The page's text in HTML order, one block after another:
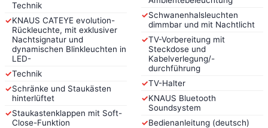
Technik
✓KNAUS CATEYE evolution-
Rückleuchte, mit exklusiver
Nachtsignatur und
dynamischen Blinkleuchten in
LED-
✓Technik
✓Schränke und Staukästen
hinterlüftet
✓Staukastenklappen mit Soft-
Close-Funktion
✓Schwanenhalsleuchten
dimmbar und mit Nachtlicht
✓TV-Vorbereitung mit
Steckdose und
Kabelverlegung/-
durchführung
✓TV-Halter
✓KNAUS Bluetooth
Soundsystem
✓Bedienanleitung (deutsch)